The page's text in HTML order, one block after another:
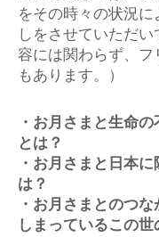
をその時々の状況
しをさせていただ
容には関わらず、フ
もあります。）
・お月さまと生命
とは？
・お月さまと日本
は？
・お月さまとのつ
しまっているこの世